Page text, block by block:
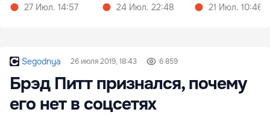
27 Июл. 14:57
24 Июл. 22:48
21 Июл. 10:46
Segodnya 26 июля 2019, 18:43 6 859
Брэд Питт признался, почему
его нет в соцсетях